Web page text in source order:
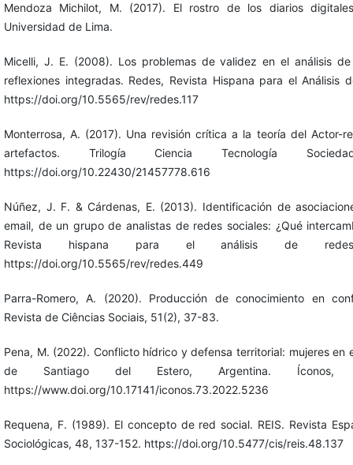
Mendoza Michilot, M. (2017). El rostro de los diarios
Universidad de Lima.
Micelli, J. E. (2008). Los problemas de validez en el análisis
reflexiones integradas. Redes, Revista Hispana para el Análisis
https://doi.org/10.5565/rev/redes.117
Monterrosa, A. (2017). Una revisión crítica a la teoría del Actor-
artefactos. Trilogía Ciencia Tecnología
https://doi.org/10.22430/21457778.616
Núñez, J. F. & Cárdenas, E. (2013). Identificación de
email, de un grupo de analistas de redes sociales: ¿Qué
Revista hispana para el análisis de
https://doi.org/10.5565/rev/redes.449
Parra-Romero, A. (2020). Producción de conocimiento en
Revista de Ciências Sociais, 51(2), 37-83.
Pena, M. (2022). Conflicto hídrico y defensa territorial: mujeres en
de Santiago del Estero, Argentina. Íconos,
https://www.doi.org/10.17141/iconos.73.2022.5236
Requena, F. (1989). El concepto de red social. REIS. Revista
Sociológicas, 48, 137-152. https://doi.org/10.5477/cis/reis.48.137